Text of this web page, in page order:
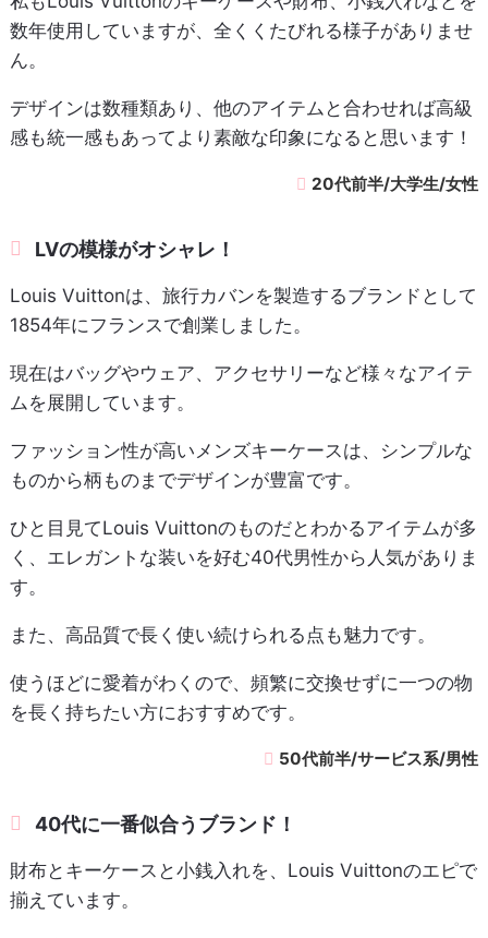
数年使用していますが、全くくたびれる様子がありませ
ん。
デザインは数種類あり、他のアイテムと合わせれば高級
感も統一感もあってより素敵な印象になると思います！
20代前半/大学生/女性
LVの模様がオシャレ！
Louis Vuittonは、旅行カバンを製造するブランドとして
1854年にフランスで創業しました。
現在はバッグやウェア、アクセサリーなど様々なアイテ
ムを展開しています。
ファッション性が高いメンズキーケースは、シンプルな
ものから柄ものまでデザインが豊富です。
ひと目見てLouis Vuittonのものだとわかるアイテムが多
く、エレガントな装いを好む40代男性から人気がありま
す。
また、高品質で長く使い続けられる点も魅力です。
使うほどに愛着がわくので、頻繁に交換せずに一つの物
を長く持ちたい方におすすめです。
50代前半/サービス系/男性
40代に一番似合うブランド！
財布とキーケースと小銭入れを、Louis Vuittonのエピで
揃えています。